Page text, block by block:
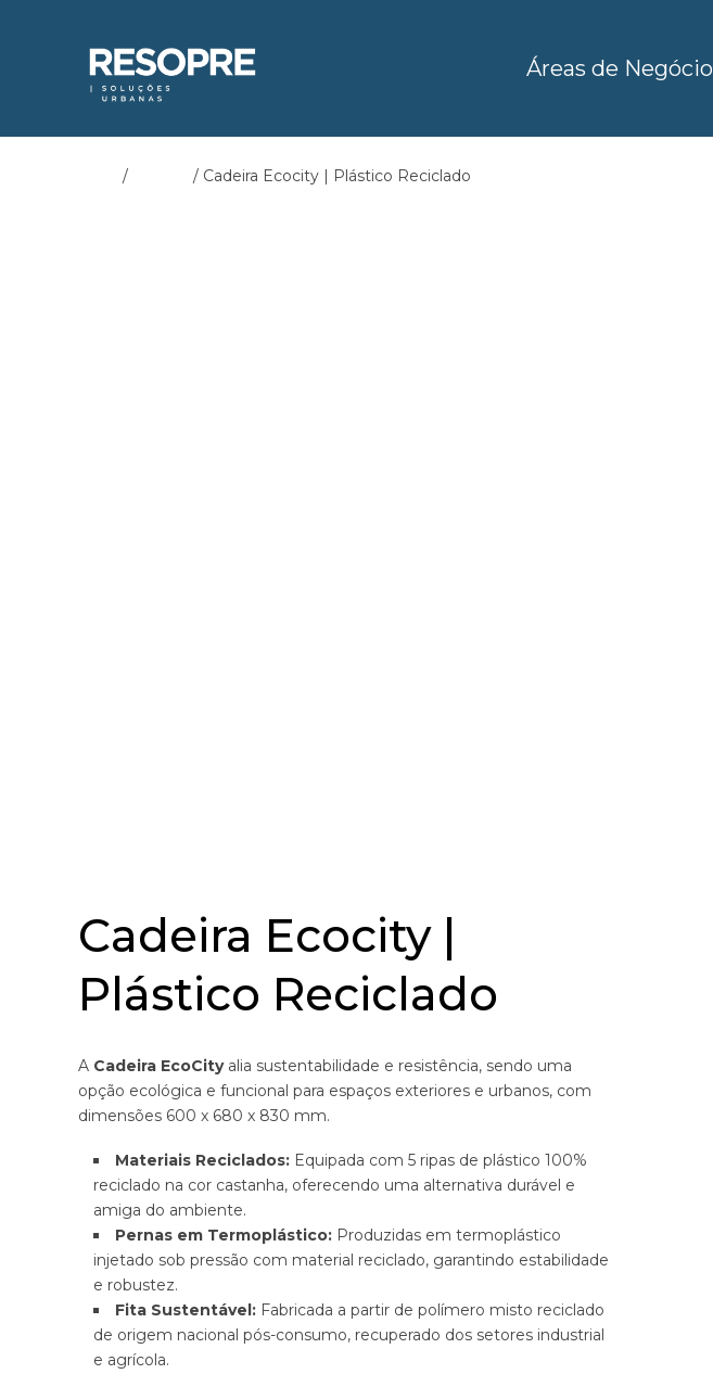
Áreas de Negócio
/ / Cadeira Ecocity | Plástico Reciclado
Cadeira Ecocity |
Plástico Reciclado
A Cadeira EcoCityalia sustentabilidade e resistência, sendo uma
opção ecológica e funcional para espaços exteriores e urbanos, com
dimensões 600 x 680 x 830 mm.
Materiais Reciclados: Equipada com 5 ripas de plástico 100%
reciclado na cor castanha, oferecendo uma alternativa durável e
amiga do ambiente.
Pernas em Termoplástico: Produzidas em termoplástico
injetado sob pressão com material reciclado, garantindo estabilidade
e robustez.
Fita Sustentável: Fabricada a partir de polímero misto reciclado
de origem nacional pós-consumo, recuperado dos setores industrial
e agrícola.